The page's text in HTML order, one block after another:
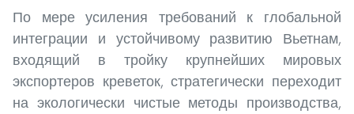
По мере усиления требований к глобальной
интеграции и устойчивому развитию Вьетнам,
входящий в тройку крупнейших мировых
экспортеров креветок, стратегически переходит
на экологически чистые методы производства,